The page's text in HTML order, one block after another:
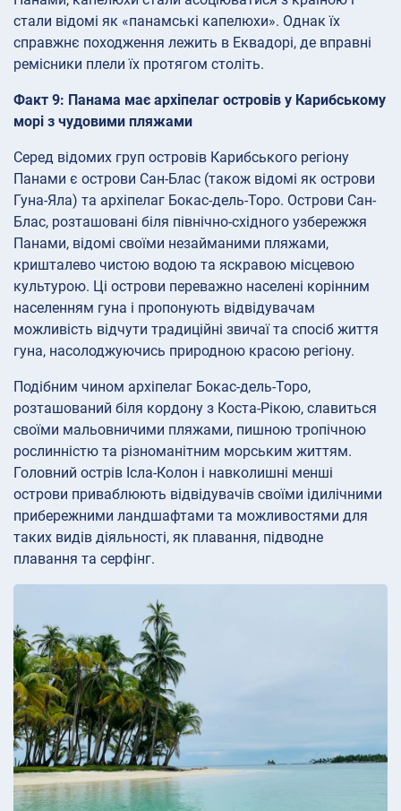
стали відомі як «панамські капелюхи». Однак їх
справжнє походження лежить в Еквадорі, де вправні
ремісники плели їх протягом століть.
Факт 9: Панама має архіпелаг островів у Карибському
морі з чудовими пляжами
Серед відомих груп островів Карибського регіону
Панами є острови Сан-Блас (також відомі як острови
Гуна-Яла) та архіпелаг Бокас-дель-Торо. Острови Сан-
Блас, розташовані біля північно-східного узбережжя
Панами, відомі своїми незайманими пляжами,
кришталево чистою водою та яскравою місцевою
культурою. Ці острови переважно населені корінним
населенням гуна і пропонують відвідувачам
можливість відчути традиційні звичаї та спосіб життя
гуна, насолоджуючись природною красою регіону.
Подібним чином архіпелаг Бокас-дель-Торо,
розташований біля кордону з Коста-Рікою, славиться
своїми мальовничими пляжами, пишною тропічною
рослинністю та різноманітним морським життям.
Головний острів Ісла-Колон і навколишні менші
острови приваблюють відвідувачів своїми ідилічними
прибережними ландшафтами та можливостями для
таких видів діяльності, як плавання, підводне
плавання та серфінг.